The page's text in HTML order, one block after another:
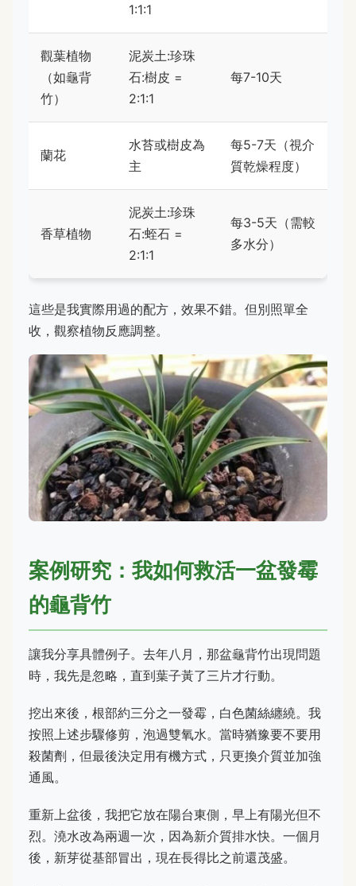
1:1:1
觀葉植物
（如龜背
竹）
泥炭土:珍珠
石:樹皮 =
2:1:1
每7-10天
蘭花
水苔或樹皮為
主
每5-7天（視介
質乾燥程度）
香草植物
泥炭土:珍珠
石:蛭石 =
2:1:1
每3-5天（需較
多水分）
這些是我實際用過的配方，效果不錯。但別照單全
收，觀察植物反應調整。
案例研究：我如何救活一盆發霉
的龜背竹
讓我分享具體例子。去年八月，那盆龜背竹出現問題
時，我先是忽略，直到葉子黃了三片才行動。
挖出來後，根部約三分之一發霉，白色菌絲纏繞。我
按照上述步驟修剪，泡過雙氧水。當時猶豫要不要用
殺菌劑，但最後決定用有機方式，只更換介質並加強
通風。
重新上盆後，我把它放在陽台東側，早上有陽光但不
烈。澆水改為兩週一次，因為新介質排水快。一個月
後，新芽從基部冒出，現在長得比之前還茂盛。